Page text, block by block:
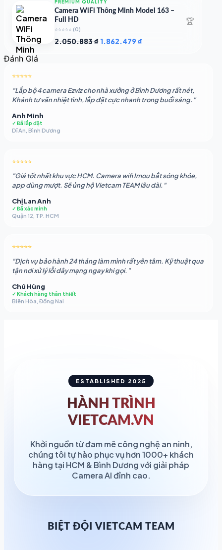
1.948.107 ₫.
1.541.483 ₫.
PREMIUM QUALITY
Camera WiFi Thông Minh Model 163 –
Full HD
⭐⭐⭐⭐⭐ (0)
2.050.883₫ Giá
1.862.479₫
🏆
Đánh GIá
⭐⭐⭐⭐⭐
"Lắp bộ 4 camera Ezviz cho nhà xưởng ở Bình Dương rất nét,
Khánh tư vấn nhiệt tình, lắp đặt cực nhanh trong buổi sáng."
Anh Minh
✓ Đã lắp đặt
Dĩ An, Bình Dương
⭐⭐⭐⭐⭐
"Giá tốt nhất khu vực HCM. Camera wifi Imou bắt sóng khỏe,
app dùng mượt. Sẽ ủng hộ Vietcam TEAM lâu dài."
Chị Lan Anh
✓ Đã xác minh
Quận 12, TP. HCM
⭐⭐⭐⭐⭐
"Dịch vụ bảo hành 24 tháng làm mình rất yên tâm. Kỹ thuật qua
tận nơi xử lý lỗi dây mạng ngay khi gọi."
Chú Hùng
✓ Khách hàng thân thiết
Biên Hòa, Đồng Nai
ESTABLISHED 2025
HÀNH TRÌNH
VIETCAM.VN
Khởi nguồn từ đam mê công nghệ an ninh,
chúng tôi tự hào phục vụ hơn 1000+ khách
hàng tại HCM & Bình Dương với giải pháp
Camera AI đỉnh cao.
BIỆT ĐỘI VIETCAM TEAM